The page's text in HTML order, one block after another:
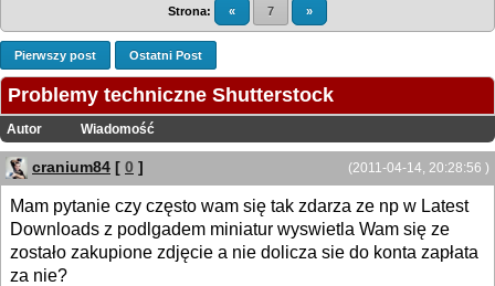
Strona: « 7 »
Pierwszy post Ostatni Post
Problemy techniczne Shutterstock
Autor Wiadomość
(2011-04-14, 20:28:56 )
cranium84 [ 0 ]
Mam pytanie czy często wam się tak zdarza ze np w Latest
Downloads z podlgadem miniatur wyswietla Wam się ze
zostało zakupione zdjęcie a nie dolicza sie do konta zapłata
za nie?